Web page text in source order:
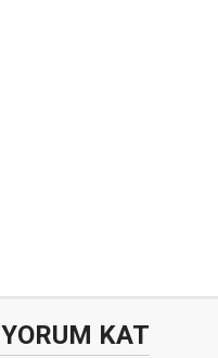
YORUM KAT